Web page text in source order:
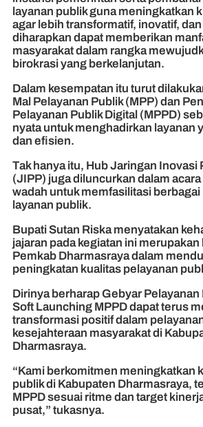
layanan publik guna meningkatkan
agar lebih transformatif, inovatif,
diharapkan dapat memberikan
masyarakat dalam rangka
birokrasi yang berkelanjutan.
Dalam kesempatan itu turut
Mal Pelayanan Publik (MPP) dan
Pelayanan Publik Digital (MPPD)
nyata untuk menghadirkan layanan
dan efisien.
Tak hanya itu, Hub Jaringan Inovasi
(JIPP) juga diluncurkan dalam
wadah untuk memfasilitasi berbagai
layanan publik.
Bupati Sutan Riska menyatakan
jajaran pada kegiatan ini
Pemkab Dharmasraya dalam
peningkatan kualitas pelayanan
Dirinya berharap Gebyar Pelayanan
Soft Launching MPPD dapat terus
transformasi positif dalam
kesejahteraan masyarakat di
Dharmasraya.
“Kami berkomitmen meningkatkan
publik di Kabupaten Dharmasraya,
MPPD sesuai ritme dan target
pusat,” tukasnya.